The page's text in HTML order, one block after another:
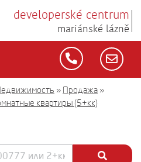
developerské centrum
mariánské lázně
» Продажа »
квартиры (5+кк)